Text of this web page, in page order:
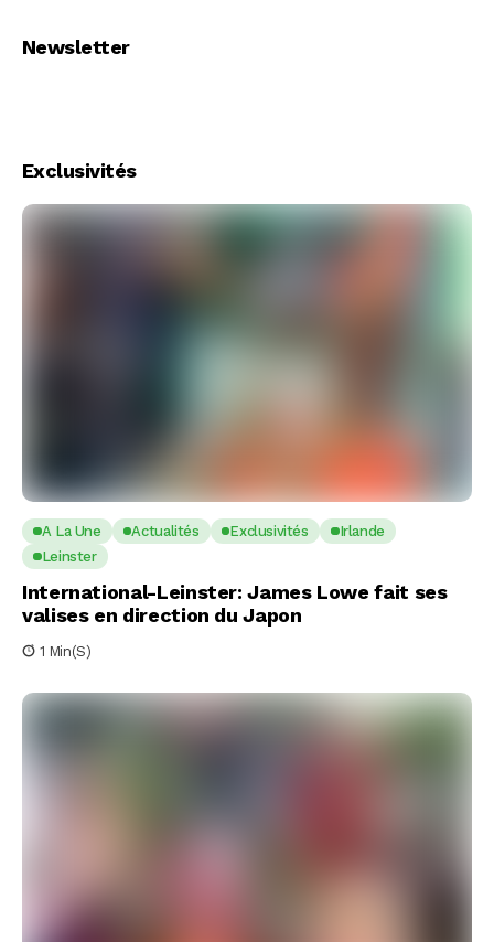
Newsletter
Exclusivités
A La Une Actualités Exclusivités
Irlande
Leinster
International-Leinster: James Lowe fait ses
valises en direction du Japon
1 Min(s)